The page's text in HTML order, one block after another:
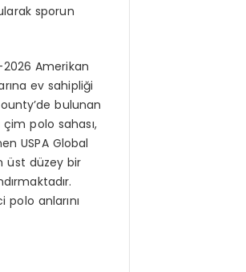
sporun
Amerikan
ına ev sahipliği
’de bulunan
çim polo sahası,
USPA Global
üst düzey bir
ırmaktadır.
polo anlarını